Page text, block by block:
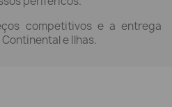
competitivos e a entrega
e Ilhas.